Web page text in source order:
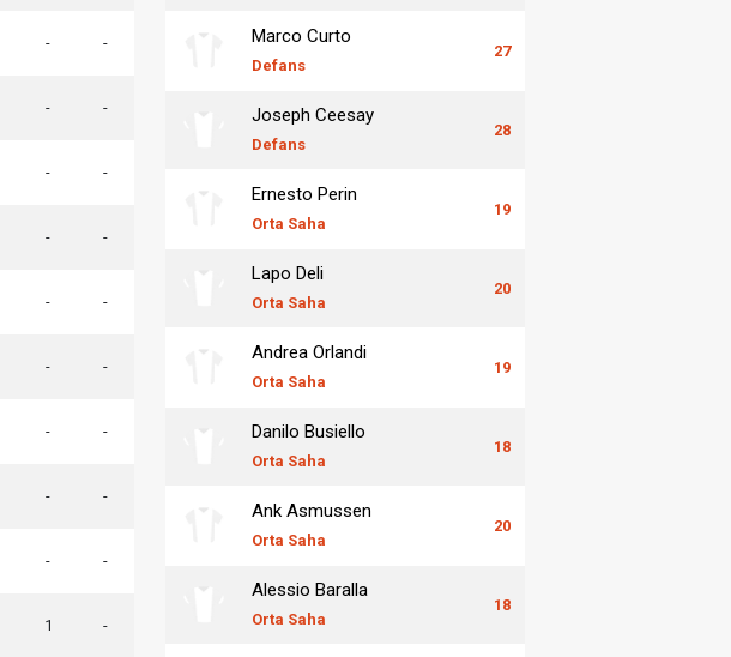
- -
- -
- -
- -
- -
- -
- -
- -
- -
1 -
Marco Curto
Defans
27
Joseph Ceesay
Defans
28
Ernesto Perin
Orta Saha
19
Lapo Deli
Orta Saha
20
Andrea Orlandi
Orta Saha
19
Danilo Busiello
Orta Saha
18
Ank Asmussen
Orta Saha
20
Alessio Baralla
Orta Saha
18